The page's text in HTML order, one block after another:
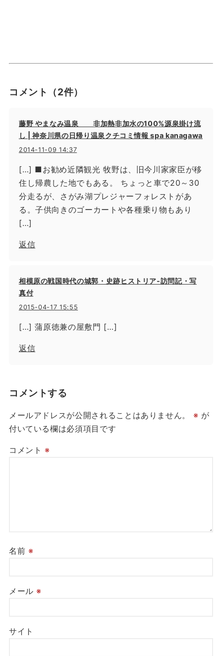
コメント （2件）
藤野 やまなみ温泉 非加熱非加水の100%源泉掛け流
し | 神奈川県の日帰り温泉クチコミ情報 spa kanagawa
2014-11-09 14:37
[…] ■お勧め近隣観光 牧野は、旧今川家家臣が移
住し帰農した地でもある。 ちょっと車で20～30
分走るが、さがみ湖プレジャーフォレストがあ
る。子供向きのゴーカートや各種乗り物もあり
[…]
返信
相模原の戦国時代の城郭・史跡ヒストリア-訪問記・写
真付
2015-04-17 15:55
[…] 蒲原徳兼の屋敷門 […]
返信
コメントする
メールアドレスが公開されることはありません。 ※ が
付いている欄は必須項目です
コメント ※
名前 ※
メール ※
サイト